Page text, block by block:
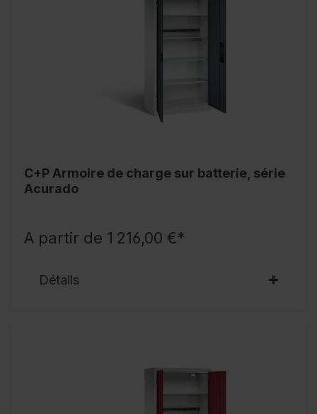
C+P Armoire de charge sur batterie, série
Acurado
A partir de 1 216,00 €*
Détails